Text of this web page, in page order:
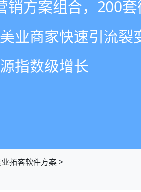
获客+私域运营增长
留、锁、升难题
销方案组合，200
业商家快速引流裂
指数级增长
复购到裂变转介绍
问销售，实现客户
拓客软件方案>